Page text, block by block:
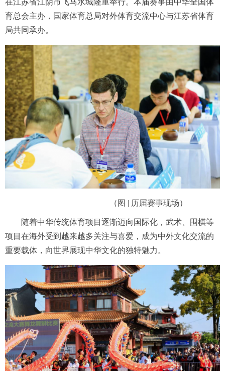
育总会主办，国家体育总局对外体育交流中心与江苏省体育
局共同承办。
（图 | 历届赛事现场）
随着中华传统体育项目逐渐迈向国际化，武术、围棋等
项目在海外受到越来越多关注与喜爱，成为中外文化交流的
重要载体，向世界展现中华文化的独特魅力。